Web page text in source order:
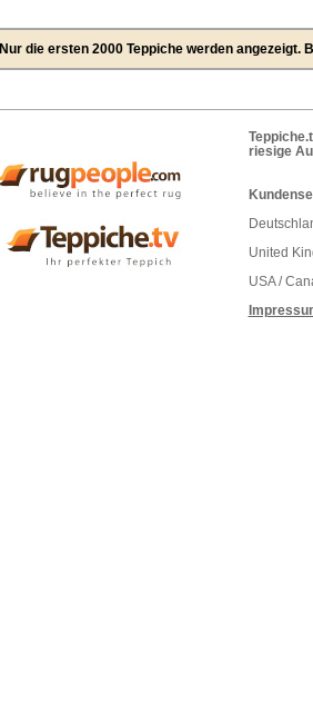
Nur die ersten 2000 Teppiche werden angezeigt.
riesige
United
USA /